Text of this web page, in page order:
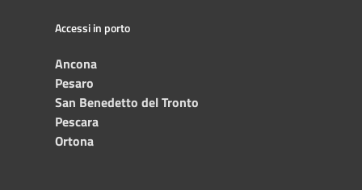
Accessi in porto
Ancona
Pesaro
San Benedetto del Tronto
Pescara
Ortona